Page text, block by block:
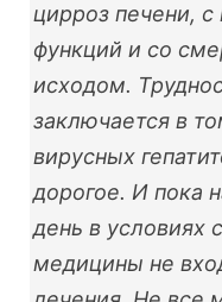
цирроз печени, с
функций и со
исходом.
заключается в
вирусных
дорогое. И пока
день в условиях
медицины не